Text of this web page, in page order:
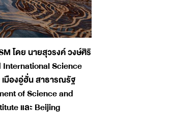
โดย นายสุวรงค์ วงษ์ศิริ
Science
มืองอู่ฮั่น สาธารณรัฐ
of Science and
และ Beijing